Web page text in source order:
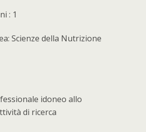
: 1
Scienze della Nutrizione
idoneo allo
di ricerca